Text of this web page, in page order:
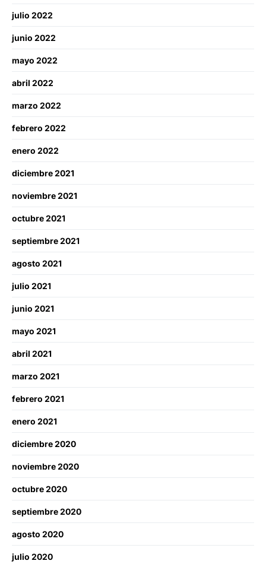
julio 2022
junio 2022
mayo 2022
abril 2022
marzo 2022
febrero 2022
enero 2022
diciembre 2021
noviembre 2021
octubre 2021
septiembre 2021
agosto 2021
julio 2021
junio 2021
mayo 2021
abril 2021
marzo 2021
febrero 2021
enero 2021
diciembre 2020
noviembre 2020
octubre 2020
septiembre 2020
agosto 2020
julio 2020